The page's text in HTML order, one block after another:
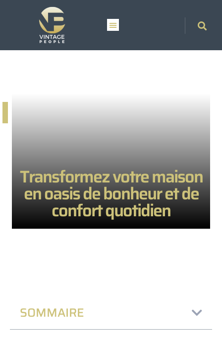
Transformez votre maison
en oasis de bonheur et de
confort quotidien
SOMMAIRE